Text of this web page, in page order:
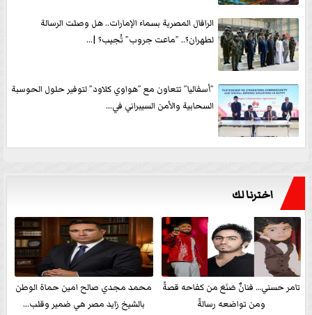
الرافال المصرية بسماء الإمارات.. هل وصلت الرسالة
لطهران؟.. ”ماعت جروب” تُجيب؟ |...
”أسفاليا” تتعاون مع ”هواوي كلاود” لتوفير حلول الحوسبة
السحابية والأمن السيبراني في...
اخترنا لك
تامر حسني… فنانٌ صَنَعَ من كفاحه قصةً
ومن تواضعه رسالةً
محمد مجدي صالح امين حماة الوطن
بالشيخ زايد مصر هي ضمير وقلب...